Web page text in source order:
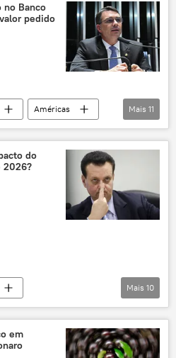
no Banco
pedido
Américas
do Sul
Banco Master
Janeiro
PL
Mais 11
do
2026?
Sudeste
PT
PSD
Mais 10
em